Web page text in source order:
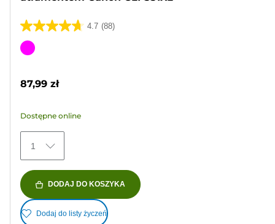
4.7 (88)
4.7
na
88
Wkład
87,99 zł
Dostępne online
1
DODAJ DO KOSZYKA
Dodaj do listy życzeń